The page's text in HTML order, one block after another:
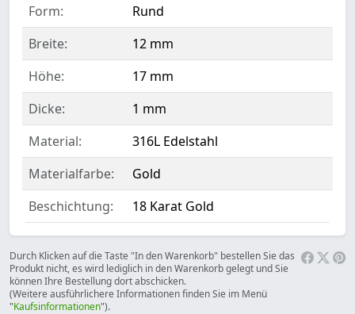
Form:
Rund
Breite:
12 mm
Höhe:
17 mm
Dicke:
1 mm
Material:
316L Edelstahl
Materialfarbe:
Gold
Beschichtung:
18 Karat Gold
Durch Klicken auf die Taste "In den Warenkorb" bestellen Sie das
Produkt nicht, es wird lediglich in den Warenkorb gelegt und Sie
können Ihre Bestellung dort abschicken.
(Weitere ausführlichere Informationen finden Sie im Menü
"Kaufsinformationen").